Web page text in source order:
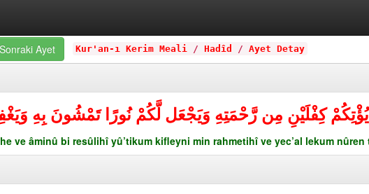
Sonraki Ayet Kur'an-ı Kerim Meali / Hadîd / Ayet Detay
يُؤْتِكُمْ كِفْلَيْنِ مِن رَّحْمَتِهِ وَيَجْعَل لَّكُمْ نُورًا تَمْشُونَ بِهِ
ve âminû bi resûlihî yû’tikum kifleyni min rahmetihî ve yec’al lekum